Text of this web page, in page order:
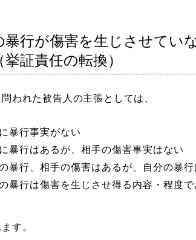
暴行が傷害を生じさせてい
証責任の転換）
われた被告人の主張としては、
暴行事実がない
暴行はあるが、相手の傷害事実はない
暴行、相手の傷害はあるが、自分の暴
暴行は傷害を生じさせ得る内容・程度
す。